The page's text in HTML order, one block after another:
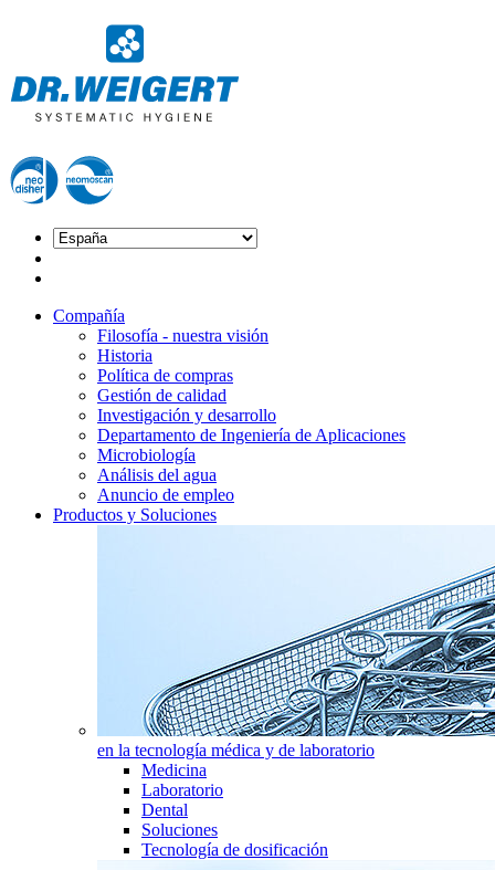
Compañía
Filosofía - nuestra visión
Historia
Política de compras
Gestión de calidad
Investigación y desarrollo
Departamento de Ingeniería de Aplicaciones
Microbiología
Análisis del agua
Anuncio de empleo
Productos y Soluciones
en la tecnología médica y de laboratorio
Medicina
Laboratorio
Dental
Soluciones
Tecnología de dosificación